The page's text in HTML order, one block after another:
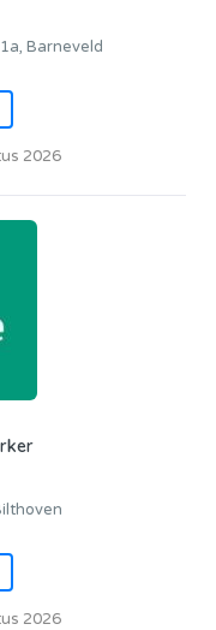
Barneveld
2026
2026